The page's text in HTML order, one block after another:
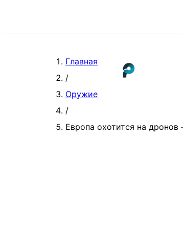
Главная
/
Оружие
/
Европа охотится на дронов